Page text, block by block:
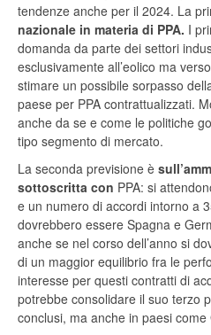
tendenze anche per il 2024. La
nazionale in materia di PPA. I
domanda da parte dei settori
esclusivamente all’eolico ma
stimare un possibile sorpasso
paese per PPA contrattualizzati.
anche da se e come le politiche
tipo segmento di mercato.
La seconda previsione è
sottoscritta con PPA: si
e un numero di accordi intorno a
dovrebbero essere Spagna e
anche se nel corso dell’anno si
di un maggior equilibrio fra le
interesse per questi contratti di
potrebbe consolidare il suo terzo
conclusi, ma anche in paesi